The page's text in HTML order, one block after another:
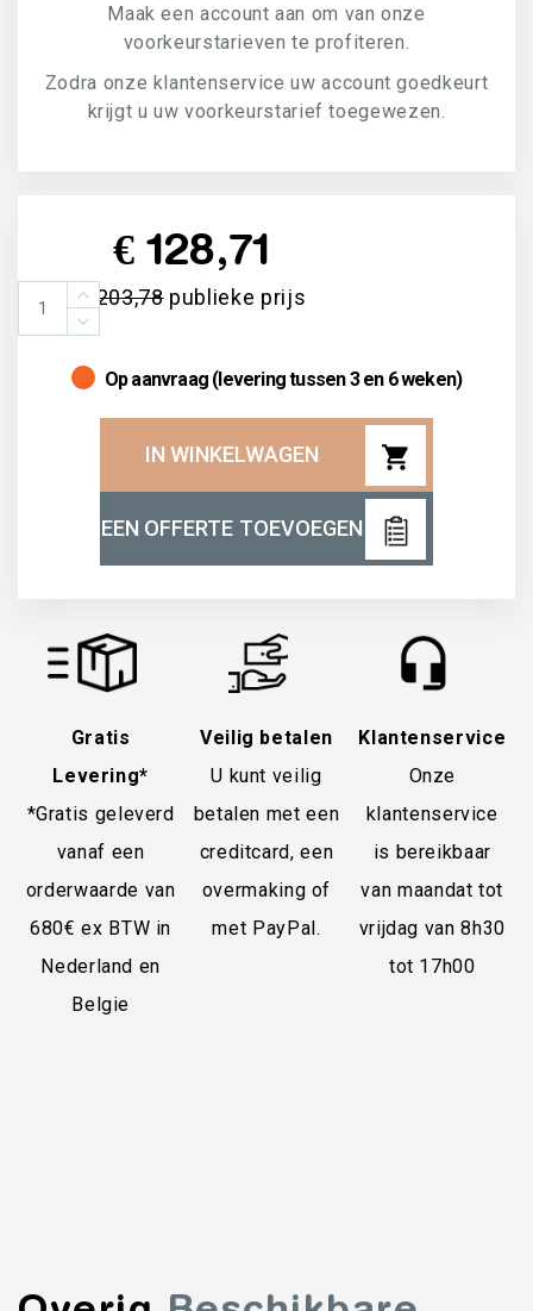
Maak een account aan om van onze
voorkeurstarieven te profiteren.
Zodra onze klantenservice uw account goedkeurt
krijgt u uw voorkeurstarief toegewezen.
€ 128,71
€ 203,78publieke prijs
Op aanvraag (levering tussen 3 en 6 weken)
IN WINKELWAGEN shopping_cart
EEN OFFERTE TOEVOEGEN
Gratis
Levering*
*Gratis geleverd
vanaf een
orderwaarde van
680€ ex BTW in
Nederland en
Belgie
Veilig betalen
U kunt veilig
betalen met een
creditcard, een
overmaking of
met PayPal.
Klantenservice
Onze
klantenservice
is bereikbaar
van maandat tot
vrijdag van 8h30
tot 17h00